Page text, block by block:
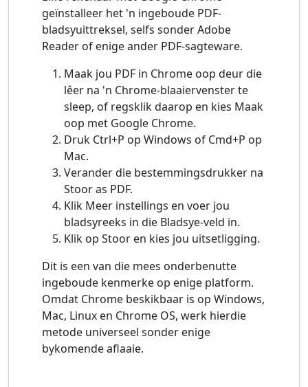
geïnstalleer het 'n ingeboude PDF-
bladsyuittreksel, selfs sonder Adobe
Reader of enige ander PDF-sagteware.
Maak jou PDF in Chrome oop deur die
lêer na 'n Chrome-blaaiervenster te
sleep, of regsklik daarop en kies Maak
oop met Google Chrome.
Druk Ctrl+P op Windows of Cmd+P op
Mac.
Verander die bestemmingsdrukker na
Stoor as PDF.
Klik Meer instellings en voer jou
bladsyreeks in die Bladsye-veld in.
Klik op Stoor en kies jou uitsetligging.
Dit is een van die mees onderbenutte
ingeboude kenmerke op enige platform.
Omdat Chrome beskikbaar is op Windows,
Mac, Linux en Chrome OS, werk hierdie
metode universeel sonder enige
bykomende aflaaie.